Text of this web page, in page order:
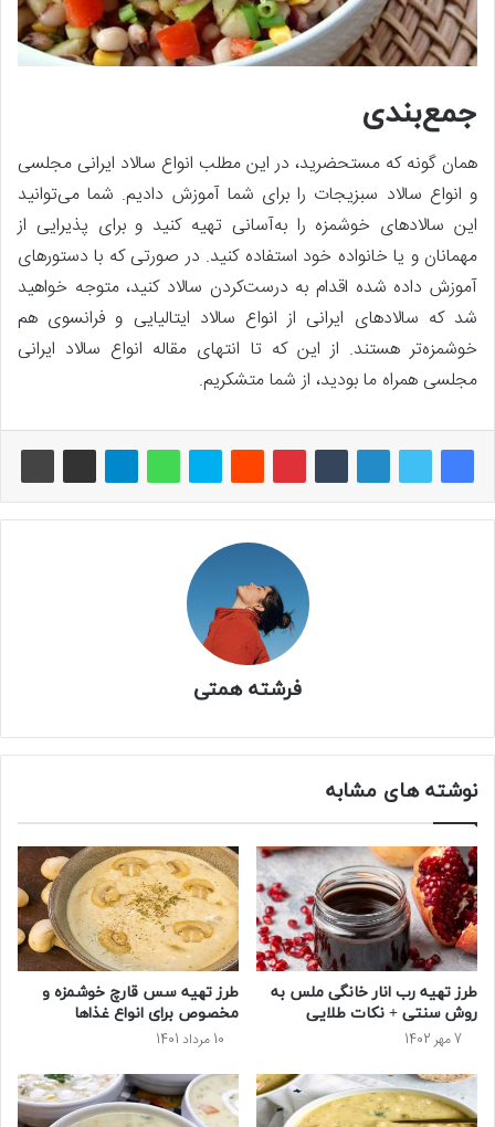
جمع‌بندی
همان گونه که مستحضرید، در این مطلب انواع سالاد ایرانی مجلسی
و انواع سالاد سبزیجات را برای شما آموزش دادیم. شما می‌توانید
این سالادهای خوشمزه را به‌آسانی تهیه کنید و برای پذیرایی از
مهمانان و یا خانواده خود استفاده کنید. در صورتی که با دستورهای
آموزش داده شده اقدام به درست‌کردن سالاد کنید، متوجه خواهید
شد که سالادهای ایرانی از انواع سالاد ایتالیایی و فرانسوی هم
خوشمزه‌تر هستند. از این که تا انتهای مقاله انواع سالاد ایرانی
مجلسی همراه ما بودید، از شما متشکریم.
فرشته همتی
نوشته های مشابه
طرز تهیه رب انار خانگی ملس به
روش سنتی + نکات طلایی
7 مهر 1402
طرز تهیه سس قارچ خوشمزه و
مخصوص برای انواع غذاها
10 مرداد 1401